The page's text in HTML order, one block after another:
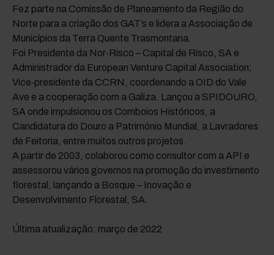
Fez parte na Comissão de Planeamento da Região do
Norte para a criação dos GAT’s e lidera a Associação de
Municípios da Terra Quente Trasmontana.
Foi Presidente da Nor‑Risco – Capital de Risco, SA e
Administrador da European Venture Capital Association;
Vice‑presidente da CCRN, coordenando a OID do Vale
Ave e a cooperação com a Galiza. Lançou a SPIDOURO,
SA onde impulsionou os Comboios Históricos, a
Candidatura do Douro a Património Mundial, a Lavradores
de Feitoria, entre muitos outros projetos.
A partir de 2003, colaborou como consultor com a API e
assessorou vários governos na promoção do investimento
florestal, lançando a Bosque – Inovação e
Desenvolvimento Florestal, SA.
Última atualização: março de 2022